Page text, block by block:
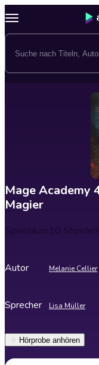
Mage Academy
Magier
Spieldauer10
Autor Melanie Cellier
Sprecher Lisa Müller
Hörprobe anhören